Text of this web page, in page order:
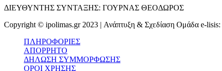
ΔΙΕΥΘΥΝΤΗΣ ΣΥΝΤΑΞΗΣ: ΓΟΥΡΝΑΣ ΘΕΟΔΩΡΟΣ
Copyright © ipolimas.gr 2023 | Ανάπτυξη & Σχεδίαση Ομάδα e-lisis:
ΠΛΗΡΟΦΟΡΙΕΣ
ΑΠΟΡΡΗΤΟ
ΔΗΛΩΣΗ ΣΥΜΜΟΡΦΩΣΗΣ
ΟΡΟΙ ΧΡΗΣΗΣ